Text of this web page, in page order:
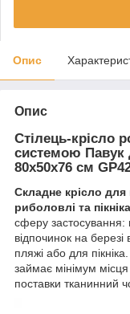
Опис
Опис
Стілець-крісло
системою Павук
80х50х76 см
Складне крісло
риболовлі та
сферу застосування:
відпочинок на
пляжі або для
займає мінімум
поставки тканинний